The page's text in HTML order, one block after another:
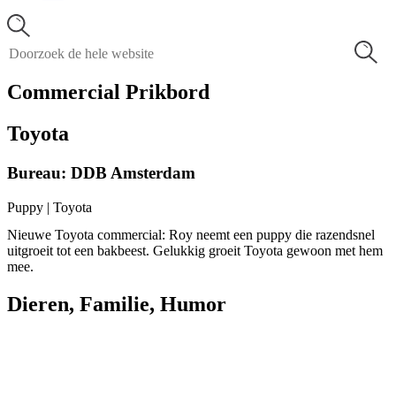
Commercial Prikbord
Toyota
Bureau: DDB Amsterdam
Puppy | Toyota
Nieuwe Toyota commercial: Roy neemt een puppy die razendsnel
uitgroeit tot een bakbeest. Gelukkig groeit Toyota gewoon met hem
mee.
Dieren, Familie, Humor